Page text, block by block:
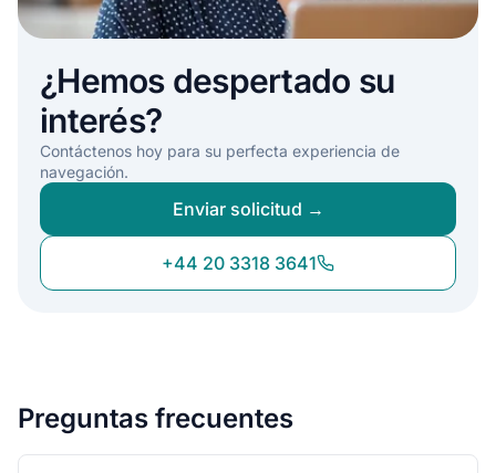
¿Hemos despertado su
interés?
Contáctenos hoy para su perfecta experiencia de
navegación.
Enviar solicitud →
+44 20 3318 3641
Preguntas frecuentes